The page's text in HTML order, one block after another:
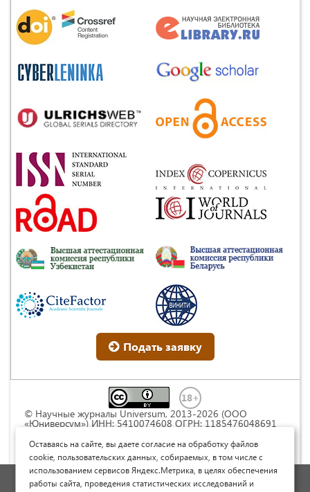
Подать заявку
© Научные журналы Universum, 2013-2026 (ООО
«Юниверсум») ИНН: 5410074608 ОГРН: 1185476048691
Commons « Attribution» («Атрибуция») 4.0
Непортированная
Политика обработки персональных данных
Оставаясь на сайте, вы даете согласие на обработку файлов
cookie, пользовательских данных, собираемых, в том числе с
использованием сервисов Яндекс.Метрика, в целях обеспечения
работы сайта, проведения статистических исследований и